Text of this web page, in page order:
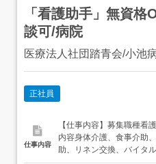
「看護助手」無資格
談可/病院
医療法人社団踏青会/小池
正社員
仕事内容
【仕事内容】募集職種看
内容身体介護、食事介助
助、リネン交換、バイタ
196,000〜216,000円<基